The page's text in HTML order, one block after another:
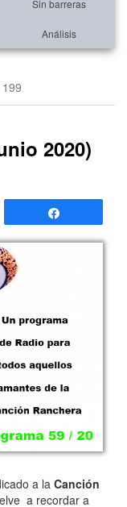
Sin barreras
Análisis
2020)
a la Canción
a recordar a